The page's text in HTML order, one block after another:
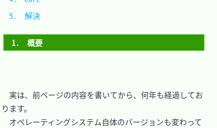
1.　概要
実は、前ページの内容を書いてから、何年も経過してお
ります。
オペレーティングシステム自体のバージョンも変わって